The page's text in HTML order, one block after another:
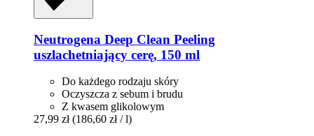
Neutrogena Deep Clean Peeling
uszlachetniający cerę, 150 ml
Do każdego rodzaju skóry
Oczyszcza z sebum i brudu
Z kwasem glikolowym
27,99 zł (186,60 zł / l)